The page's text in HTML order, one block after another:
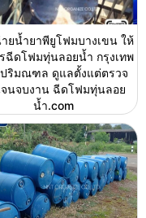
ยน้ำยาพียูโฟมบางเขน ให้
ฉีดโฟมทุ่นลอยน้ำ กรุงเทพ
ริมณฑล ดูแลตั้งแต่ตรวจ
นจบงาน ฉีดโฟมทุ่นลอย
น้ำ.com